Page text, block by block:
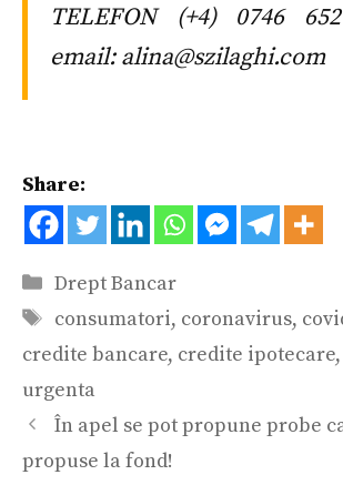
TELEFON (+4) 0746
email: alina@szilaghi.com
Share:
Categorii
Drept Bancar
Etichete
consumatori, coronavirus,
credite bancare, credite ipotecare,
urgenta
În apel se pot propune probe
propuse la fond!